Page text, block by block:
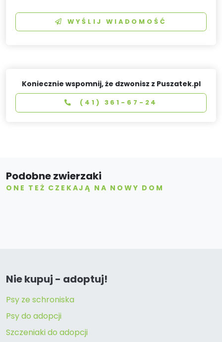
WYŚLIJ WIADOMOŚĆ
Koniecznie wspomnij, że dzwonisz z Puszatek.pl
(41) 361-67-24
Podobne zwierzaki
ONE TEŻ CZEKAJĄ NA NOWY DOM
Nie kupuj - adoptuj!
Psy ze schroniska
Psy do adopcji
Szczeniaki do adopcji